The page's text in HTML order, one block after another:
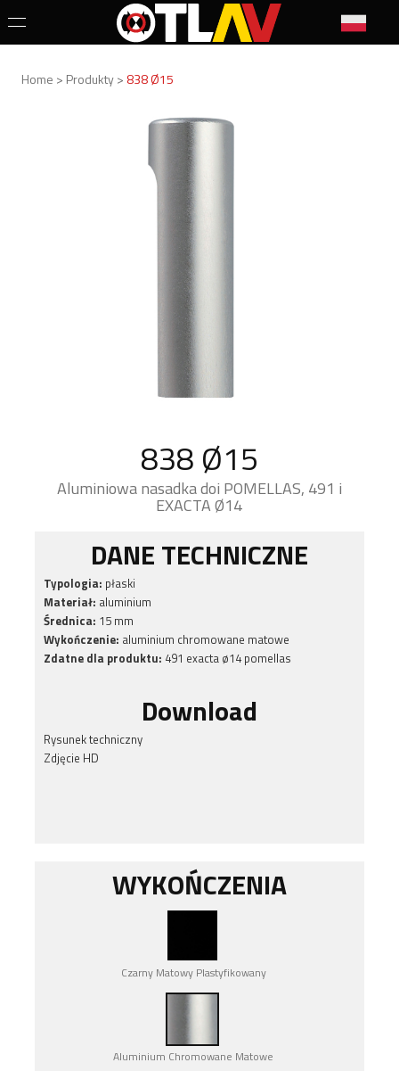
Home > Produkty > 838 Ø15
838 Ø15
Aluminiowa nasadka doi POMELLAS, 491 i
EXACTA Ø14
DANE TECHNICZNE
Typologia: płaski
Materiał: aluminium
Średnica: 15 mm
Wykończenie: aluminium chromowane matowe
Zdatne dla produktu: 491 exacta ø14 pomellas
Download
Rysunek techniczny
Zdjęcie HD
WYKOŃCZENIA
Czarny Matowy Plastyfikowany
Aluminium Chromowane Matowe